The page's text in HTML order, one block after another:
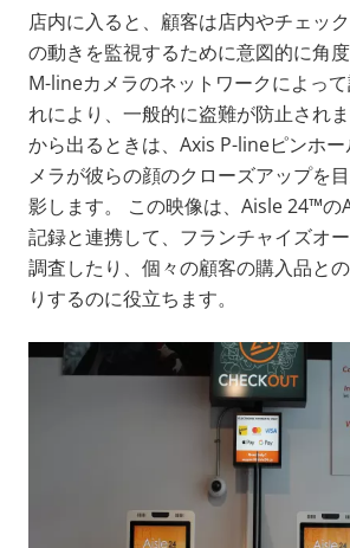
店内に入ると、顧客は店内やチェッ
の動きを監視するために意図的に角
M-lineカメラのネットワークによっ
れにより、一般的に盗難が防止され
から出るときは、Axis P-lineピンホ
メラが彼らの顔のクローズアップを
影します。 この映像は、Aisle 24™の
記録と連携して、フランチャイズオ
調査したり、個々の顧客の購入品と
りするのに役立ちます。